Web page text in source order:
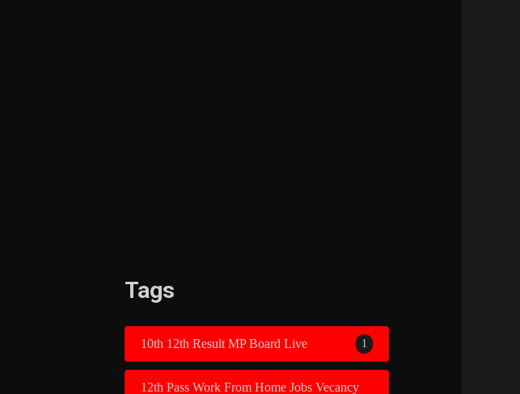
Tags
10th 12th Result MP Board Live 1
12th Pass Work From Home Jobs Vecancy